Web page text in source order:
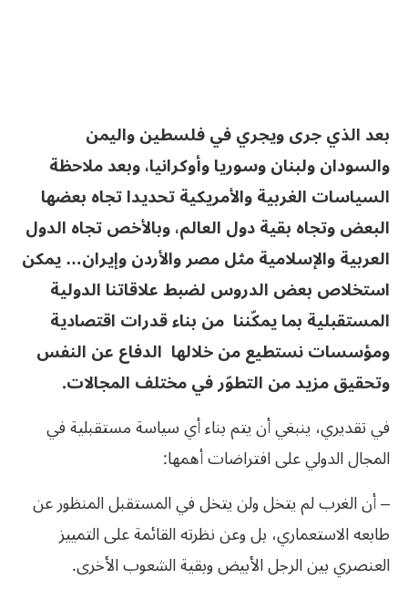
بعد الذي جرى ويجري في فلسطين واليمن
والسودان ولبنان وسوريا وأوكرانيا، وبعد ملاحظة
السياسات الغربية والأمريكية تحديدا تجاه بعضها
البعض وتجاه بقية دول العالم، وبالأخص تجاه الدول
العربية والإسلامية مثل مصر والأردن وإيران… يمكن
استخلاص بعض الدروس لضبط علاقاتنا الدولية
المستقبلية بما يمكّننا من بناء قدرات اقتصادية
ومؤسسات نستطيع من خلالها الدفاع عن النفس
وتحقيق مزيد من التطوّر في مختلف المجالات.
في تقديري، ينبغي أن يتم بناء أي سياسة مستقبلية في
المجال الدولي على افتراضات أهمها:
– أن الغرب لم يتخل ولن يتخل في المستقبل المنظور عن
طابعه الاستعماري، بل وعن نظرته القائمة على التمييز
العنصري بين الرجل الأبيض وبقية الشعوب الأخرى.